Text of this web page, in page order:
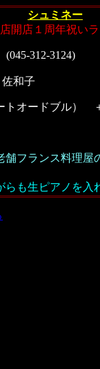
シュミネー
開店１周年祝い
312-3124)
和子
トオードブル）
舗フランス料理屋
も生ピアノを入